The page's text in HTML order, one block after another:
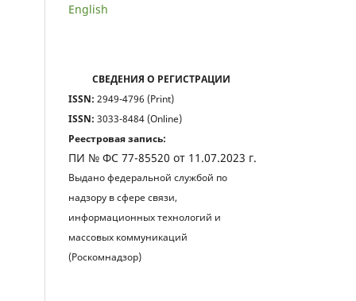
English
СВЕДЕНИЯ О РЕГИСТРАЦИИ
ISSN: 2949-4796 (Print)
ISSN: 3033-8484 (Online)
Реестровая запись:
ПИ № ФС 77-85520 от 11.07.2023 г.
Выдано федеральной службой по
надзору в сфере связи,
информационных технологий и
массовых коммуникаций
(Роскомнадзор)